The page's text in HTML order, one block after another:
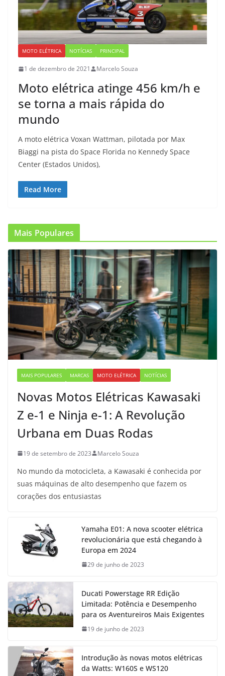
MOTO ELÉTRICA NOTÍCIAS PRINCIPAL
1 de dezembro de 2021 Marcelo Souza
Moto elétrica atinge 456 km/h e
se torna a mais rápida do
mundo
A moto elétrica Voxan Wattman, pilotada por Max
Biaggi na pista do Space Florida no Kennedy Space
Center (Estados Unidos),
Read More
Mais Populares
MAIS POPULARES MARCAS MOTO ELÉTRICA NOTÍCIAS
Novas Motos Elétricas Kawasaki
Z e-1 e Ninja e-1: A Revolução
Urbana em Duas Rodas
19 de setembro de 2023 Marcelo Souza
No mundo da motocicleta, a Kawasaki é conhecida por
suas máquinas de alto desempenho que fazem os
corações dos entusiastas
Yamaha E01: A nova scooter elétrica
revolucionária que está chegando à
Europa em 2024
29 de junho de 2023
Ducati Powerstage RR Edição
Limitada: Potência e Desempenho
para os Aventureiros Mais Exigentes
19 de junho de 2023
Introdução às novas motos elétricas
da Watts: W160S e WS120